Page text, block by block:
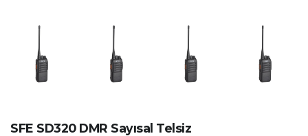
SFE SD320 DMR Sayısal Telsiz